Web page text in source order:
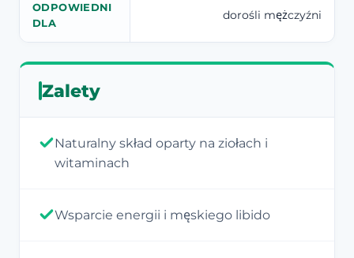
ODPOWIEDNI
DLA
dorośli mężczyźni
Zalety
Naturalny skład oparty na ziołach i
witaminach
Wsparcie energii i męskiego libido